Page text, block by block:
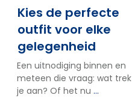
Kies de perfecte
outfit voor elke
gelegenheid
Een uitnodiging binnen en
meteen die vraag: wat trek
je aan? Of het nu ...